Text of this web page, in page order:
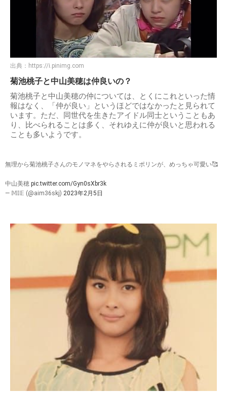
出典： https://i.pinimg.com
菊池桃子と中山美穂は仲良いの？
菊池桃子と中山美穂の仲については、とくにこれといった情
報はなく、「仲が良い」というほどではなかったと見られて
います。ただ、同世代を生きたアイドル同士ということもあ
り、比べられることは多く、それゆえに仲が良いと思われる
ことも多いようです。
無理から菊池桃子さんのモノマネをやらされるミポリンが、めっちゃ可愛い🥰
中山美穂 pic.twitter.com/Gyn0sXbr3k
— 𝕄𝕀𝔼 (@aim36skj) 2023年2月5日